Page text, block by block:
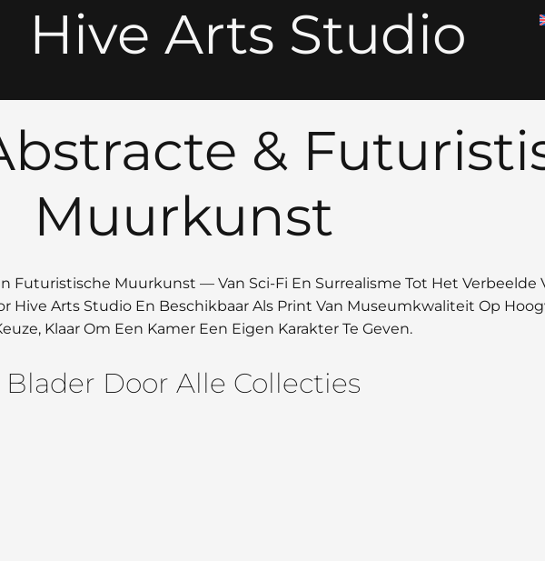
Hive Arts Studio
&
Muurkunst
Futuristische Muurkunst — Van Sci-Fi En Surrealisme Tot Het Verbeelde
Hive Arts Studio En Beschikbaar Als Print Van Museumkwaliteit Op
Klaar Om Een Kamer Een Eigen Karakter Te Geven.
Blader Door Alle Collecties